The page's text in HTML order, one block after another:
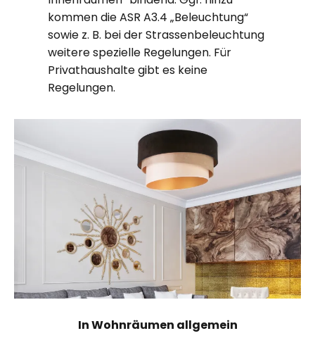
kommen die ASR A3.4 „Beleuchtung“
sowie z. B. bei der Strassenbeleuchtung
weitere spezielle Regelungen. Für
Privathaushalte gibt es keine
Regelungen.
In Wohnräumen allgemein